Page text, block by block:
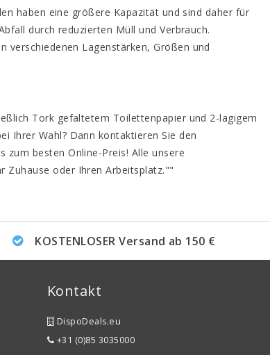
haben eine größere Kapazität und sind daher für
durch reduzierten Müll und Verbrauch.
Lagenstärken, Größen und
Tork gefaltetem Toilettenpapier und 2-lagigem
Ihrer Wahl? Dann kontaktieren Sie den
zum besten Online-Preis! Alle unsere
Zuhause oder Ihren Arbeitsplatz.""
KOSTENLOSER Versand ab 150 €
Kontakt
DispoDeals.eu
+31 (0)85 3035000